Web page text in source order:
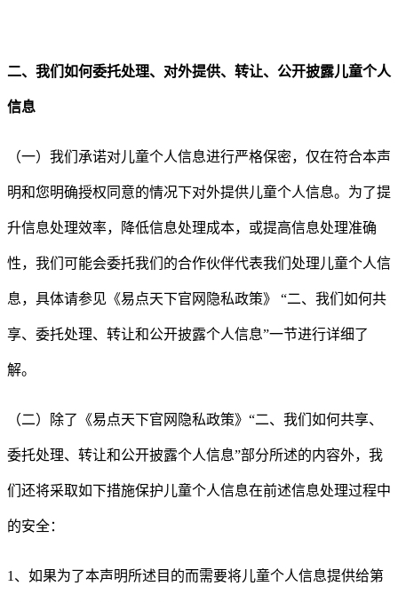
二、我们如何委托处理、对外提供、转让、公开披露儿童个人
信息
（一）我们承诺对儿童个人信息进行严格保密，仅在符合本声
明和您明确授权同意的情况下对外提供儿童个人信息。为了提
升信息处理效率，降低信息处理成本，或提高信息处理准确
性，我们可能会委托我们的合作伙伴代表我们处理儿童个人信
息，具体请参见《易点天下官网隐私政策》 “二、 我们如何共
享、委托处理、转让和公开披露个人信息”一节进行详细了
解。
（二）除了《易点天下官网隐私政策》 “二、 我们如何共享、
委托处理、转让和公开披露个人信息”部分所述的内容外，我
们还将采取如下措施保护儿童个人信息在前述信息处理过程中
的安全：
1 、如果为了本声明所述目的而需要将儿童个人信息提供给第